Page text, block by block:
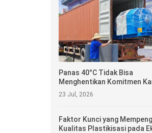
Panas 40°C Tidak Bisa
Menghentikan Komitmen
untuk Melakukan Pengiriman
23 Jul, 2026
Faktor Kunci yang
Kualitas Plastikisasi pada